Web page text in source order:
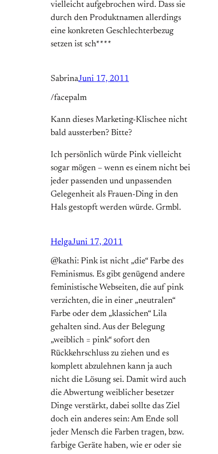
vielleicht aufgebrochen wird. Dass sie
durch den Produktnamen allerdings
eine konkreten Geschlechterbezug
setzen ist sch****
SabrinaJuni 17, 2011
/facepalm
Kann dieses Marketing-Klischee nicht
bald aussterben? Bitte?
Ich persönlich würde Pink vielleicht
sogar mögen – wenn es einem nicht bei
jeder passenden und unpassenden
Gelegenheit als Frauen-Ding in den
Hals gestopft werden würde. Grmbl.
HelgaJuni 17, 2011
@kathi: Pink ist nicht „die“ Farbe des
Feminismus. Es gibt genügend andere
feministische Webseiten, die auf pink
verzichten, die in einer „neutralen“
Farbe oder dem „klassichen“ Lila
gehalten sind. Aus der Belegung
„weiblich = pink“ sofort den
Rückkehrschluss zu ziehen und es
komplett abzulehnen kann ja auch
nicht die Lösung sei. Damit wird auch
die Abwertung weiblicher besetzer
Dinge verstärkt, dabei sollte das Ziel
doch ein anderes sein: Am Ende soll
jeder Mensch die Farben tragen, bzw.
farbige Geräte haben, wie er oder sie